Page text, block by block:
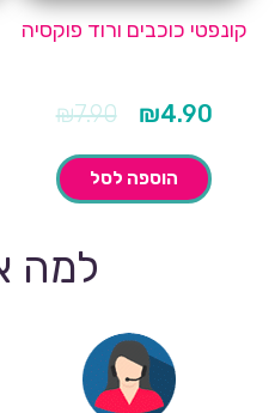
קונפטי כוכבים ורוד פוקסיה
₪7.90
המחיר
המקורי
₪4.90המחיר
הוספה לסל
למה